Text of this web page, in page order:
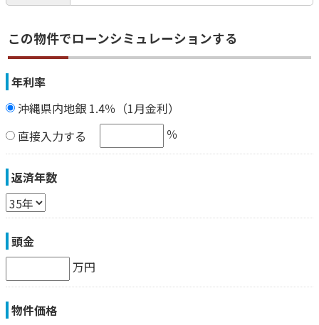
この物件でローンシミュレーションする
年利率
沖縄県内地銀 1.4％（1月金利）
直接入力する
％
返済年数
頭金
万円
物件価格